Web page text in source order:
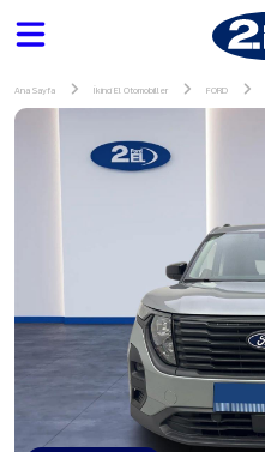
Ana Sayfa İkinci El Otomobiller FORD